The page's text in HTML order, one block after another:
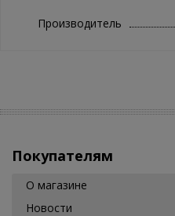
Производитель
Покупателям
О магазине
Новости